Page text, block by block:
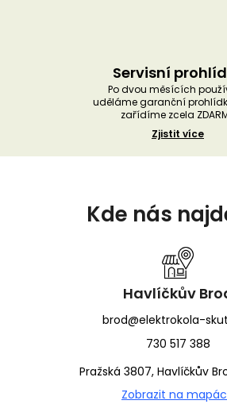
Servisní
Po dvou měsících
uděláme garanční
zařídíme zcela
Zjistit více
Kde nás
Havlíčkův
brod@elektrokola-
730 517 388
Pražská 3807, Havlíčkův
Zobrazit na